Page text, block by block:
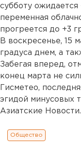
субботу ожидается
переменная
прогреется до +3
В воскресенье, 15
градуса днем, а
Забегая вперед,
конец марта не
Гисметео,
эгидой минусовых
Азиатские Новости.
Общество